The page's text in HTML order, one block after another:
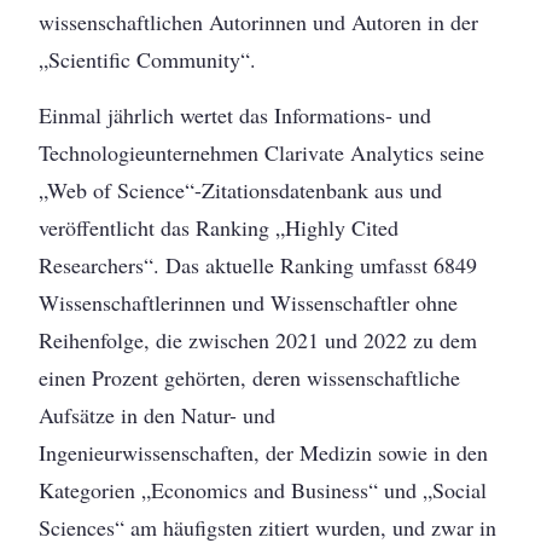
wissenschaftlichen Autorinnen und Autoren in der
„Scientific Community“.
Einmal jährlich wertet das Informations- und
Technologieunternehmen Clarivate Analytics seine
„Web of Science“-Zitationsdatenbank aus und
veröffentlicht das Ranking „Highly Cited
Researchers“. Das aktuelle Ranking umfasst 6849
Wissenschaftlerinnen und Wissenschaftler ohne
Reihenfolge, die zwischen 2021 und 2022 zu dem
einen Prozent gehörten, deren wissenschaftliche
Aufsätze in den Natur- und
Ingenieurwissenschaften, der Medizin sowie in den
Kategorien „Economics and Business“ und „Social
Sciences“ am häufigsten zitiert wurden, und zwar in